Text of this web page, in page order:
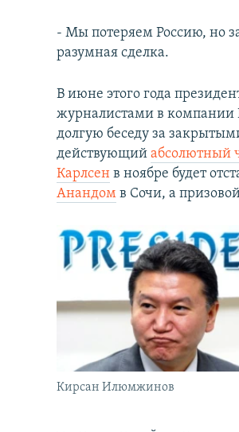
- Мы потеряем Россию, но
разумная сделка.
В июне этого года
журналистами в
долгую беседу за
действующийабсолютный
Карлсен в ноябре будет
Анандом в Сочи, а
Кирсан Илюмжинов